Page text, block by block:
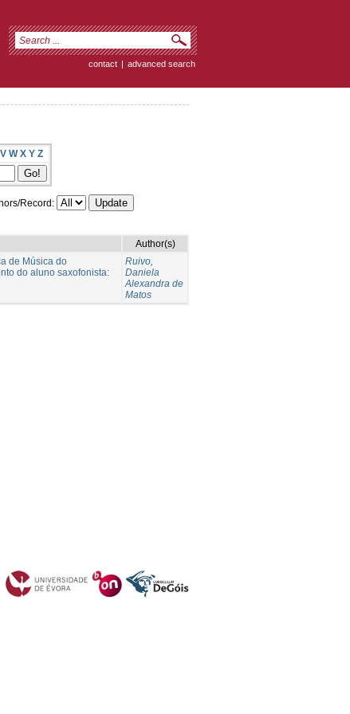
contact | advanced search
V W X Y Z
Record:
Author(s)
de Música do
do aluno saxofonista:
Ruivo,
Daniela
Alexandra de
Matos